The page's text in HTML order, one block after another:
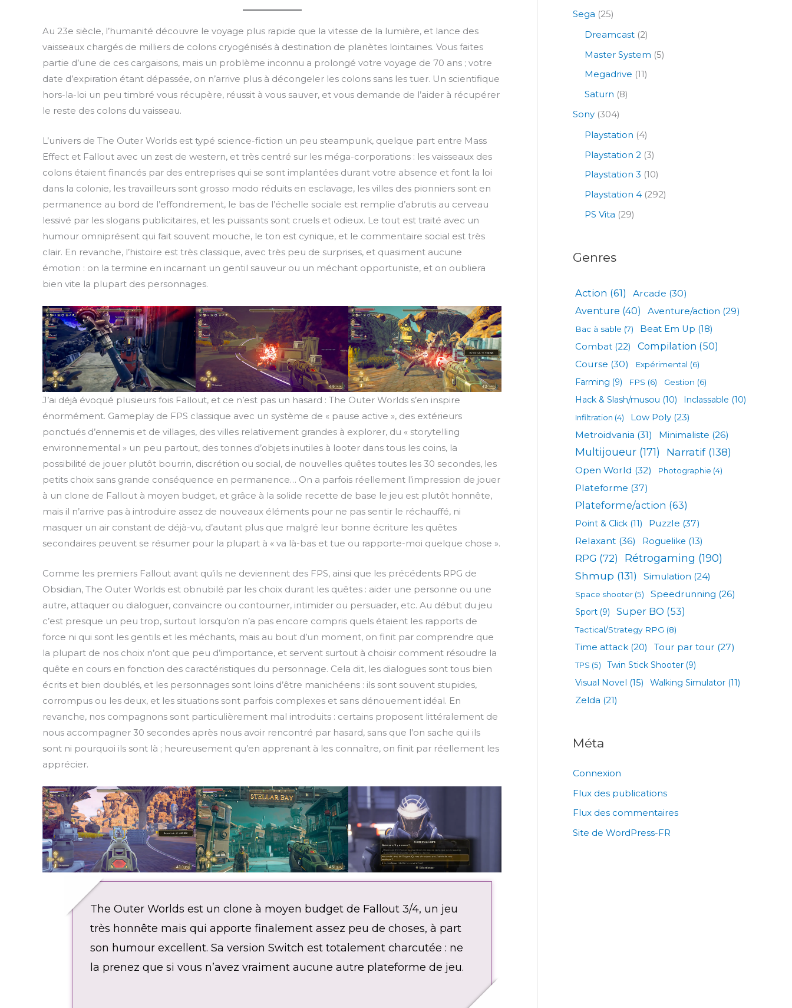
Au 23e siècle, l’humanité découvre le voyage plus rapide que la vitesse de la lumière, et lance des
vaisseaux chargés de milliers de colons cryogénisés à destination de planètes lointaines. Vous faites
partie d’une de ces cargaisons, mais un problème inconnu a prolongé votre voyage de 70 ans ; votre
date d’expiration étant dépassée, on n’arrive plus à décongeler les colons sans les tuer. Un scientifique
hors-la-loi un peu timbré vous récupère, réussit à vous sauver, et vous demande de l’aider à récupérer
le reste des colons du vaisseau.
L’univers de The Outer Worlds est typé science-fiction un peu steampunk, quelque part entre Mass
Effect et Fallout avec un zest de western, et très centré sur les méga-corporations : les vaisseaux des
colons étaient financés par des entreprises qui se sont implantées durant votre absence et font la loi
dans la colonie, les travailleurs sont grosso modo réduits en esclavage, les villes des pionniers sont en
permanence au bord de l’effondrement, le bas de l’échelle sociale est remplie d’abrutis au cerveau
lessivé par les slogans publicitaires, et les puissants sont cruels et odieux. Le tout est traité avec un
humour omniprésent qui fait souvent mouche, le ton est cynique, et le commentaire social est très
clair. En revanche, l’histoire est très classique, avec très peu de surprises, et quasiment aucune
émotion : on la termine en incarnant un gentil sauveur ou un méchant opportuniste, et on oubliera
bien vite la plupart des personnages.
J’ai déjà évoqué plusieurs fois Fallout, et ce n’est pas un hasard : The Outer Worlds s’en inspire
énormément. Gameplay de FPS classique avec un système de « pause active », des extérieurs
ponctués d’ennemis et de villages, des villes relativement grandes à explorer, du « storytelling
environnemental » un peu partout, des tonnes d’objets inutiles à looter dans tous les coins, la
possibilité de jouer plutôt bourrin, discrétion ou social, de nouvelles quêtes toutes les 30 secondes, les
petits choix sans grande conséquence en permanence… On a parfois réellement l’impression de jouer
à un clone de Fallout à moyen budget, et grâce à la solide recette de base le jeu est plutôt honnête,
mais il n’arrive pas à introduire assez de nouveaux éléments pour ne pas sentir le réchauffé, ni
masquer un air constant de déjà-vu, d’autant plus que malgré leur bonne écriture les quêtes
secondaires peuvent se résumer pour la plupart à « va là-bas et tue ou rapporte-moi quelque chose ».
Comme les premiers Fallout avant qu’ils ne deviennent des FPS, ainsi que les précédents RPG de
Obsidian, The Outer Worlds est obnubilé par les choix durant les quêtes : aider une personne ou une
autre, attaquer ou dialoguer, convaincre ou contourner, intimider ou persuader, etc. Au début du jeu
c’est presque un peu trop, surtout lorsqu’on n’a pas encore compris quels étaient les rapports de
force ni qui sont les gentils et les méchants, mais au bout d’un moment, on finit par comprendre que
la plupart de nos choix n’ont que peu d’importance, et servent surtout à choisir comment résoudre la
quête en cours en fonction des caractéristiques du personnage. Cela dit, les dialogues sont tous bien
écrits et bien doublés, et les personnages sont loins d’être manichéens : ils sont souvent stupides,
corrompus ou les deux, et les situations sont parfois complexes et sans dénouement idéal. En
revanche, nos compagnons sont particulièrement mal introduits : certains proposent littéralement de
nous accompagner 30 secondes après nous avoir rencontré par hasard, sans que l’on sache qui ils
sont ni pourquoi ils sont là ; heureusement qu’en apprenant à les connaître, on finit par réellement les
apprécier.
The Outer Worlds est un clone à moyen budget de Fallout 3/4, un jeu
très honnête mais qui apporte finalement assez peu de choses, à part
son humour excellent. Sa version Switch est totalement charcutée : ne
la prenez que si vous n’avez vraiment aucune autre plateforme de jeu.
Sega (25)
Dreamcast (2)
Master System (5)
Megadrive (11)
Saturn (8)
Sony (304)
Playstation (4)
Playstation 2 (3)
Playstation 3 (10)
Playstation 4 (292)
PS Vita (29)
Genres
Action (61) Arcade (30)
Aventure (40) Aventure/action (29)
Bac à sable (7) Beat Em Up (18)
Combat(22) Compilation (50)
Course (30) Expérimental (6)
Farming (9) FPS (6) Gestion (6)
Hack & Slash/musou (10) Inclassable (10)
Infiltration (4) Low Poly (23)
Metroidvania (31) Minimaliste (26)
Multijoueur(171) Narratif(138)
Open World (32) Photographie (4)
Plateforme (37)
Plateforme/action (63)
Point & Click(11) Puzzle (37)
Relaxant (36) Roguelike (13)
RPG (72) Rétrogaming (190)
Shmup (131) Simulation (24)
Space shooter(5) Speedrunning (26)
Sport(9) Super BO (53)
Tactical/Strategy RPG (8)
Time attack(20) Tour par tour (27)
TPS (5) Twin Stick Shooter (9)
Visual Novel (15) Walking Simulator (11)
Zelda (21)
Méta
Connexion
Flux des publications
Flux des commentaires
Site de WordPress-FR